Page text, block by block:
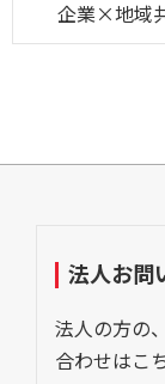
企業×地域
法人お問
法人の方の
合わせはこ